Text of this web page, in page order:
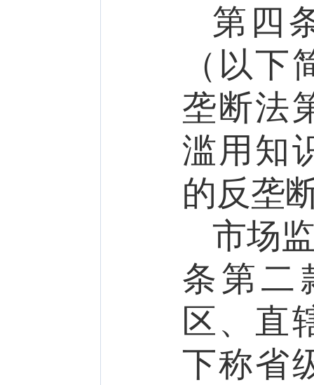
第四
（以
垄断法
滥用知
的反垄
市场
条第二
区、直
下称省